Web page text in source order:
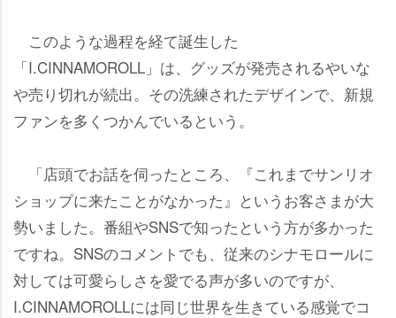
このような過程を経て誕生した
「I.CINNAMOROLL」は、グッズが発売されるやいな
売り切れが続出。その洗練されたデザインで、新規
ファンを多くつかんでいるという。
「店頭でお話を伺ったところ、『これまでサンリオ
ショップに来たことがなかった』というお客さまが大
勢いました。番組やSNSで知ったという方が多かった
ですね。SNSのコメントでも、従来のシナモロールに
対しては可愛らしさを愛でる声が多いのですが、
I.CINNAMOROLLには同じ世界を生きている感覚でコ